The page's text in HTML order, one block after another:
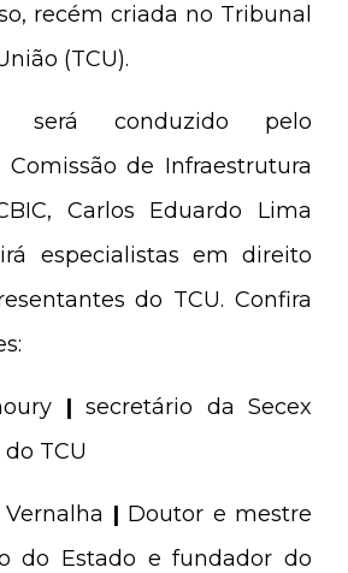
recém criada no Tribunal
(TCU).
será conduzido pelo
de Infraestrutura
Carlos Eduardo Lima
especialistas em direito
do TCU. Confira
| secretário da Secex
TCU
| Doutor e mestre
do Estado e fundador do